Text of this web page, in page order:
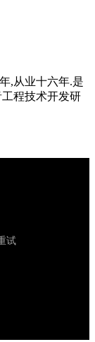
,从业十六年.是
程技术开发研